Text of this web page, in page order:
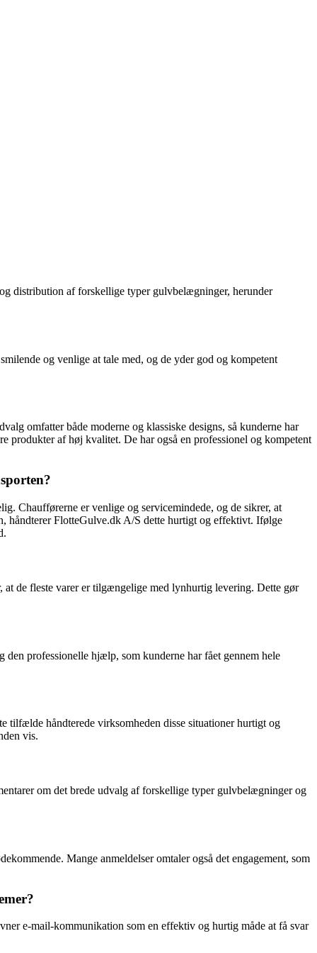
distribution af forskellige typer gulvbelægninger, herunder
og venlige at tale med, og de yder god og kompetent
omfatter både moderne og klassiske designs, så kunderne har
produkter af høj kvalitet. De har også en professionel og kompetent
Chaufførerne er venlige og servicemindede, og de sikrer, at
håndterer FlotteGulve.dk A/S dette hurtigt og effektivt. Ifølge
de fleste varer er tilgængelige med lynhurtig levering. Dette gør
professionelle hjælp, som kunderne har fået gennem hele
tilfælde håndterede virksomheden disse situationer hurtigt og
vis.
om det brede udvalg af forskellige typer gulvbelægninger og
Mange anmeldelser omtaler også det engagement, som
e-mail-kommunikation som en effektiv og hurtig måde at få svar